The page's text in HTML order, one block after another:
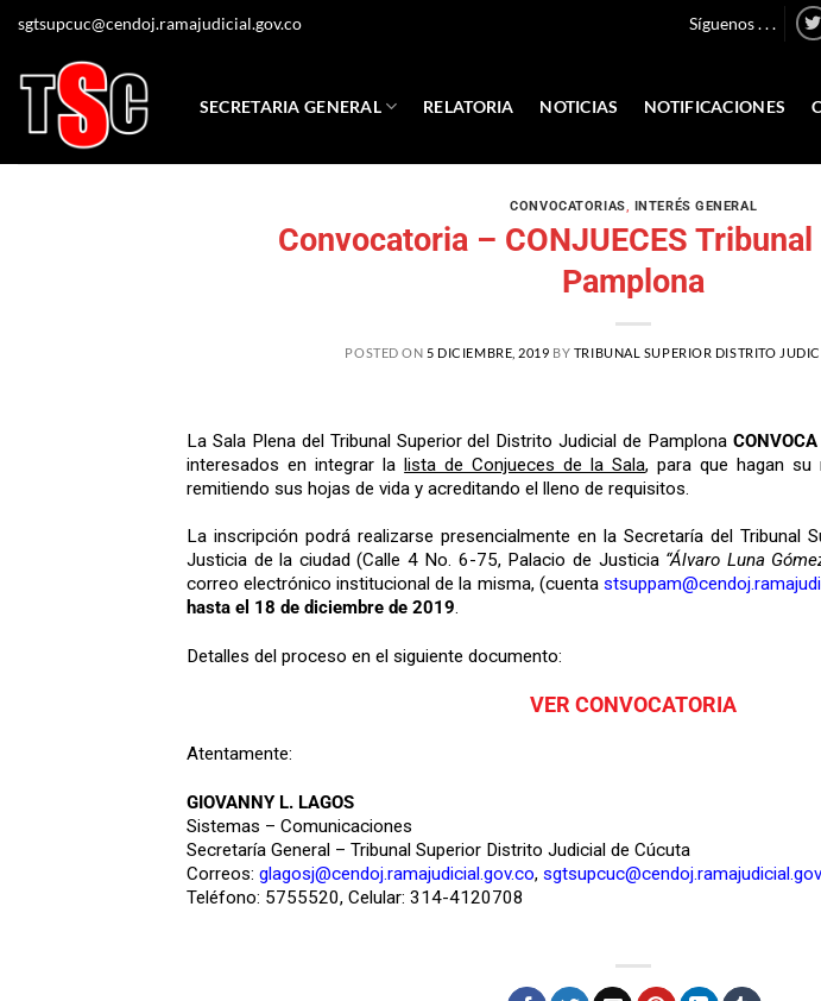
sgtsupcuc@cendoj.ramajudicial.gov.co Síguenos . . .
SECRETARIA GENERAL RELATORIA NOTICIAS NOTIFICACIONES
CONVOCATORIAS, INTERÉS GENERAL
Convocatoria – CONJUECES
Pamplona
POSTED ON 5 DICIEMBRE, 2019 BY TRIBUNAL SUPERIOR DISTRITO
La Sala Plena del Tribunal Superior del Distrito Judicial de Pamplona CONVOCA
interesados en integrar lalista de Conjueces de la Sala, para que hagan su
remitiendo sus hojas de vida y acreditando el lleno de requisitos.
La inscripción podrá realizarse presencialmente en la Secretaría del Tribunal
Justicia de la ciudad (Calle 4 No. 6-75, Palacio de Justicia “Álvaro Luna
correo electrónico institucional de la misma, (cuenta
hasta el 18 de diciembre de 2019.
Detalles del proceso en el siguiente documento:
VER CONVOCATORIA
Atentamente:
GIOVANNY L. LAGOS
Sistemas – Comunicaciones
Secretaría General – Tribunal Superior Distrito Judicial de Cúcuta
Correos: glagosj@cendoj.ramajudicial.gov.co,
Teléfono: 5755520, Celular: 314-4120708